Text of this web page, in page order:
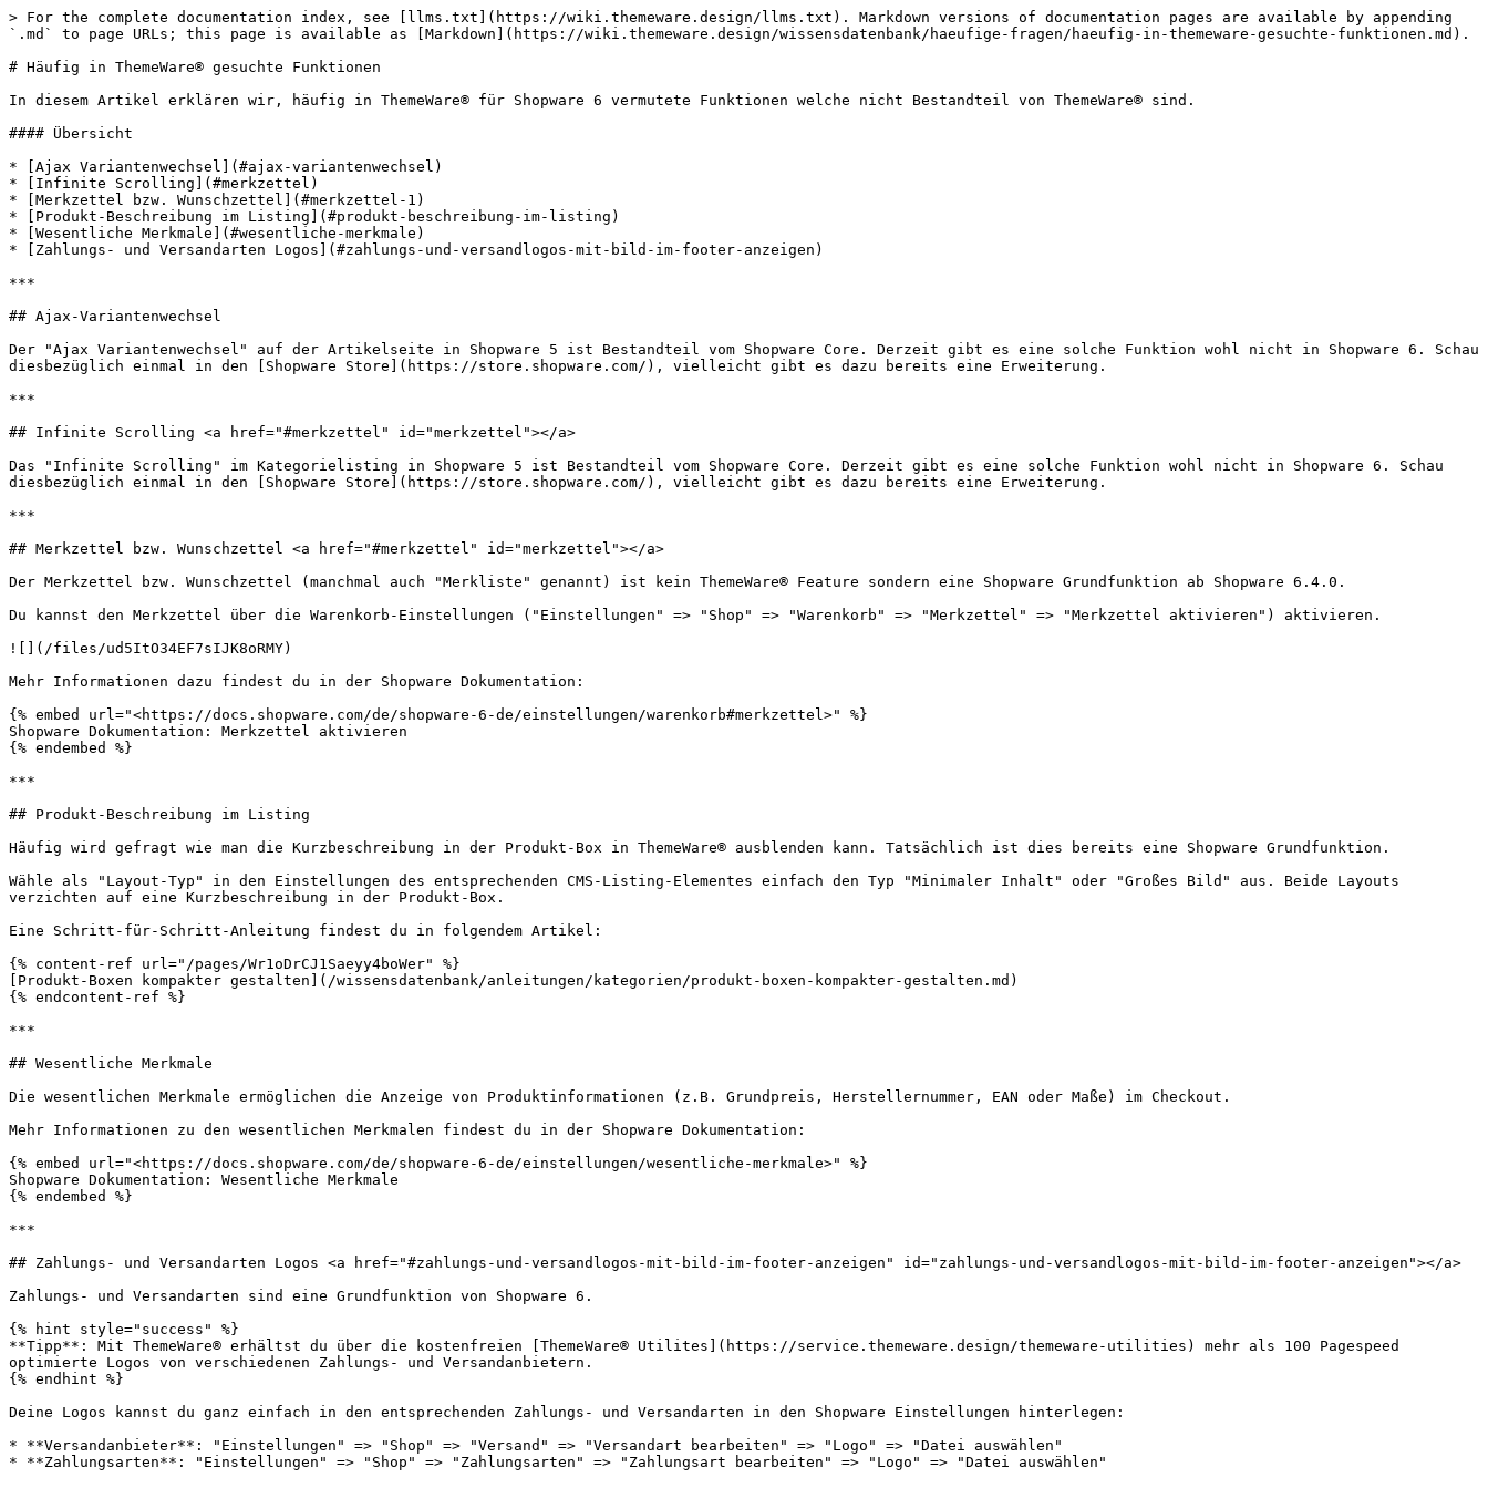
> For the complete documentation index, see [llms.txt](https://wiki.themeware.design/llms.txt). Markdown versions of documentation pages are available by appending
`.md` to page URLs; this page is available as [Markdown](https://wiki.themeware.design/wissensdatenbank/haeufige-fragen/haeufig-in-themeware-gesuchte-funktionen.md).
# Häufig in ThemeWare® gesuchte Funktionen
In diesem Artikel erklären wir, häufig in ThemeWare® für Shopware 6 vermutete Funktionen welche nicht Bestandteil von ThemeWare® sind.
#### Übersicht
* [Ajax Variantenwechsel](#ajax-variantenwechsel)
* [Infinite Scrolling](#merkzettel)
* [Merkzettel bzw. Wunschzettel](#merkzettel-1)
* [Produkt-Beschreibung im Listing](#produkt-beschreibung-im-listing)
* [Wesentliche Merkmale](#wesentliche-merkmale)
* [Zahlungs- und Versandarten Logos](#zahlungs-und-versandlogos-mit-bild-im-footer-anzeigen)
***
## Ajax-Variantenwechsel
Der "Ajax Variantenwechsel" auf der Artikelseite in Shopware 5 ist Bestandteil vom Shopware Core. Derzeit gibt es eine solche Funktion wohl nicht in Shopware 6. Schau
diesbezüglich einmal in den [Shopware Store](https://store.shopware.com/), vielleicht gibt es dazu bereits eine Erweiterung.
***
## Infinite Scrolling <a href="#merkzettel" id="merkzettel"></a>
Das "Infinite Scrolling" im Kategorielisting in Shopware 5 ist Bestandteil vom Shopware Core. Derzeit gibt es eine solche Funktion wohl nicht in Shopware 6. Schau
diesbezüglich einmal in den [Shopware Store](https://store.shopware.com/), vielleicht gibt es dazu bereits eine Erweiterung.
***
## Merkzettel bzw. Wunschzettel <a href="#merkzettel" id="merkzettel"></a>
Der Merkzettel bzw. Wunschzettel (manchmal auch "Merkliste" genannt) ist kein ThemeWare® Feature sondern eine Shopware Grundfunktion ab Shopware 6.4.0.
Du kannst den Merkzettel über die Warenkorb-Einstellungen ("Einstellungen" => "Shop" => "Warenkorb" => "Merkzettel" => "Merkzettel aktivieren") aktivieren.
![](/files/ud5ItO34EF7sIJK8oRMY)
Mehr Informationen dazu findest du in der Shopware Dokumentation:
{% embed url="<https://docs.shopware.com/de/shopware-6-de/einstellungen/warenkorb#merkzettel>" %}
Shopware Dokumentation: Merkzettel aktivieren
{% endembed %}
***
## Produkt-Beschreibung im Listing
Häufig wird gefragt wie man die Kurzbeschreibung in der Produkt-Box in ThemeWare® ausblenden kann. Tatsächlich ist dies bereits eine Shopware Grundfunktion.
Wähle als "Layout-Typ" in den Einstellungen des entsprechenden CMS-Listing-Elementes einfach den Typ "Minimaler Inhalt" oder "Großes Bild" aus. Beide Layouts
verzichten auf eine Kurzbeschreibung in der Produkt-Box.
Eine Schritt-für-Schritt-Anleitung findest du in folgendem Artikel:
{% content-ref url="/pages/Wr1oDrCJ1Saeyy4boWer" %}
[Produkt-Boxen kompakter gestalten](/wissensdatenbank/anleitungen/kategorien/produkt-boxen-kompakter-gestalten.md)
{% endcontent-ref %}
***
## Wesentliche Merkmale
Die wesentlichen Merkmale ermöglichen die Anzeige von Produktinformationen (z.B. Grundpreis, Herstellernummer, EAN oder Maße) im Checkout.
Mehr Informationen zu den wesentlichen Merkmalen findest du in der Shopware Dokumentation:
{% embed url="<https://docs.shopware.com/de/shopware-6-de/einstellungen/wesentliche-merkmale>" %}
Shopware Dokumentation: Wesentliche Merkmale
{% endembed %}
***
## Zahlungs- und Versandarten Logos <a href="#zahlungs-und-versandlogos-mit-bild-im-footer-anzeigen" id="zahlungs-und-versandlogos-mit-bild-im-footer-anzeigen"></a>
Zahlungs- und Versandarten sind eine Grundfunktion von Shopware 6.
{% hint style="success" %}
**Tipp**: Mit ThemeWare® erhältst du über die kostenfreien [ThemeWare® Utilites](https://service.themeware.design/themeware-utilities) mehr als 100 Pagespeed
optimierte Logos von verschiedenen Zahlungs- und Versandanbietern.
{% endhint %}
Deine Logos kannst du ganz einfach in den entsprechenden Zahlungs- und Versandarten in den Shopware Einstellungen hinterlegen:
* **Versandanbieter**: "Einstellungen" => "Shop" => "Versand" => "Versandart bearbeiten" => "Logo" => "Datei auswählen"
* **Zahlungsarten**: "Einstellungen" => "Shop" => "Zahlungsarten" => "Zahlungsart bearbeiten" => "Logo" => "Datei auswählen"